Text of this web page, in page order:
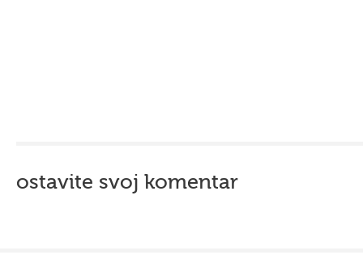
ostavite svoj komentar